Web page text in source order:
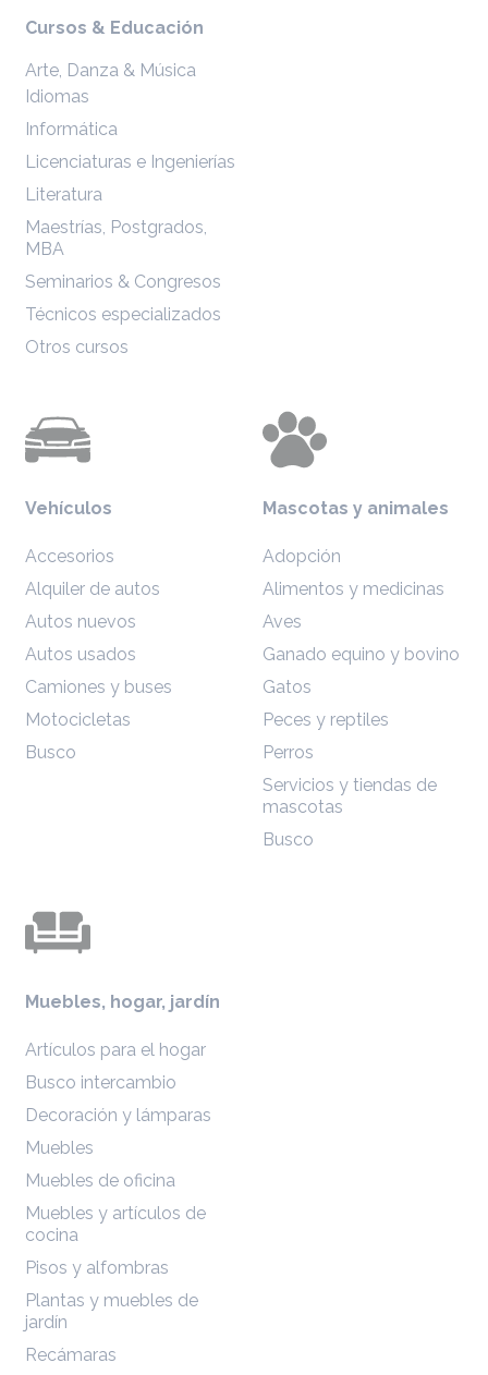
Cursos & Educación
Arte, Danza & Música
Idiomas
Informática
Licenciaturas e Ingenierías
Literatura
Maestrías, Postgrados,
MBA
Seminarios & Congresos
Técnicos especializados
Otros cursos
Vehículos
Accesorios
Alquiler de autos
Autos nuevos
Autos usados
Camiones y buses
Motocicletas
Busco
Mascotas y animales
Adopción
Alimentos y medicinas
Aves
Ganado equino y bovino
Gatos
Peces y reptiles
Perros
Servicios y tiendas de
mascotas
Busco
Muebles, hogar, jardín
Artículos para el hogar
Busco intercambio
Decoración y lámparas
Muebles
Muebles de oficina
Muebles y artículos de
cocina
Pisos y alfombras
Plantas y muebles de
jardín
Recámaras